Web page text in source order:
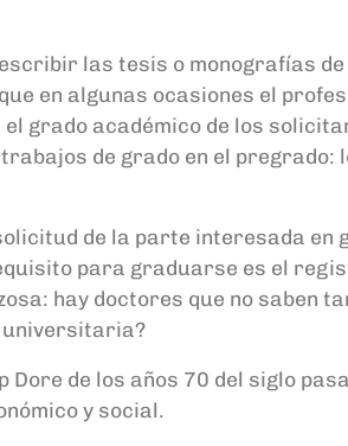
las tesis o monografías de
en algunas ocasiones el
grado académico de los
de grado en el pregrado:
de la parte interesada en
para graduarse es el
hay doctores que no saben
universitaria?
de los años 70 del siglo
y social.